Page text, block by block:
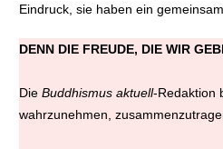
Eindruck, sie haben ein
DENN DIE FREUDE, DIE WIR
DieBuddhismus aktuell-Redaktion
wahrzunehmen,